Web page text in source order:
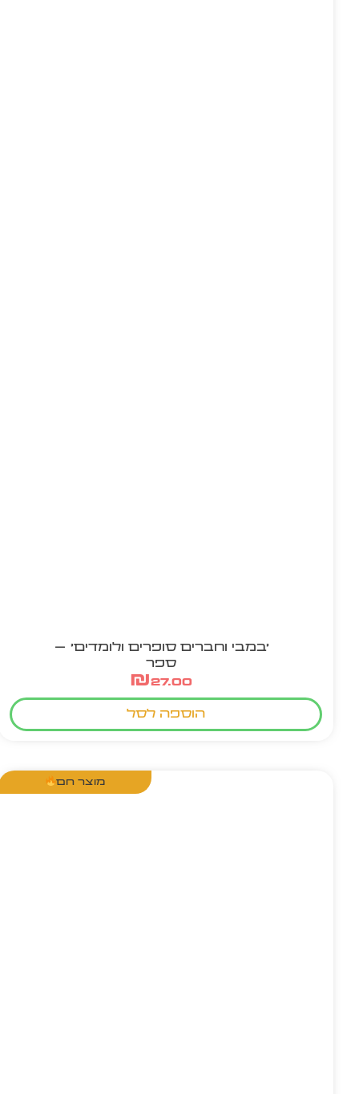
'במבי וחברים סופרים ולומדים' –
ספר
₪27.00
הוספה לסל
מוצר חם